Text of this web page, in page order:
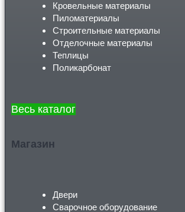
Кровельные материалы
Пиломатериалы
Строительные материалы
Отделочные материалы
Теплицы
Поликарбонат
Весь каталог
Магазин
Двери
Сварочное оборудование